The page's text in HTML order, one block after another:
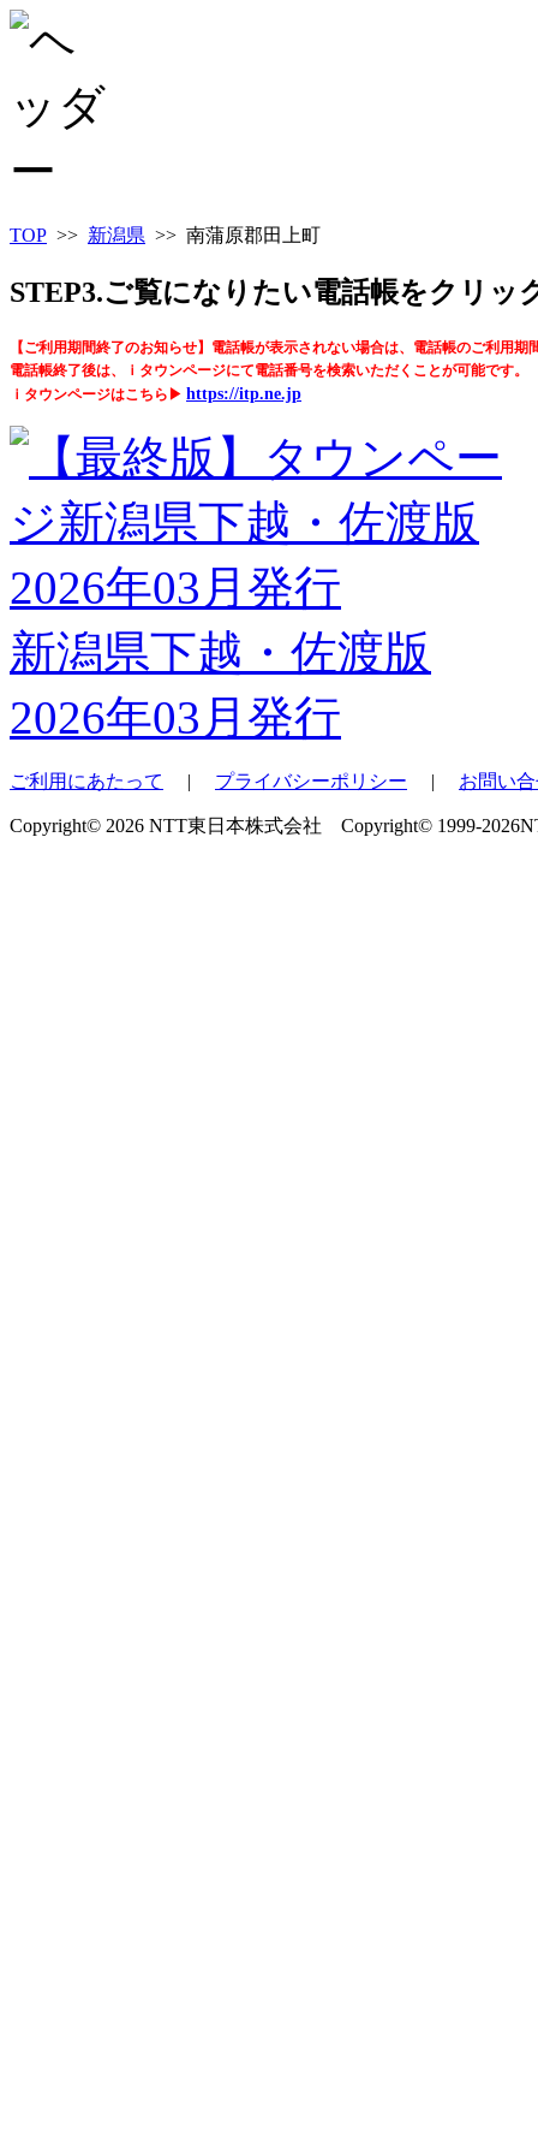
TOP >> 新潟県 >> 南蒲原郡田上町
STEP3.ご覧になりたい電話帳をクリッ
【ご利用期間終了のお知らせ】電話帳が表示されない場合は、電話帳のご利用期
電話帳終了後は、ｉタウンページにて電話番号を検索いただくことが可能です。
ｉタウンページはこちら▶ https://itp.ne.jp
新潟県下越・佐渡版
2026年03月発行
ご利用にあたって | プライバシーポリシー | お問い
Copyright© 2026 NTT東日本株式会社 Copyright© 1999-